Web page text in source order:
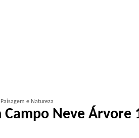
e Natureza
Neve Árvore